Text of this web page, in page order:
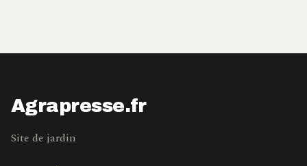
Agrapresse.fr
Site de jardin